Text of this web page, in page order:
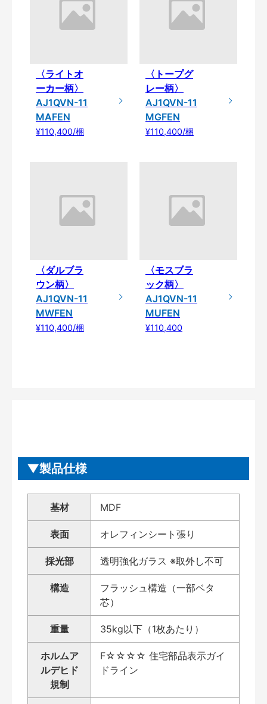
〈ライトオ
ーカー柄〉
AJ1QVN-11
MAFEN
¥110,400/梱
〈トープグ
レー柄〉
AJ1QVN-11
MGFEN
¥110,400/梱
〈ダルブラ
ウン柄〉
AJ1QVN-11
MWFEN
¥110,400/梱
〈モスブラ
ック柄〉
AJ1QVN-11
MUFEN
¥110,400
製品仕様
基材 MDF
表面 オレフィンシート張り
採光部 透明強化ガラス ※取外し不可
構造
フラッシュ構造（一部ベタ
芯）
重量 35kg以下（1枚あたり）
ホルムア
ルデヒド
規制
F☆☆☆☆ 住宅部品表示ガイ
ドライン